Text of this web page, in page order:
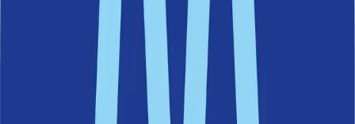
26 maj 2026
Flera steg närmare hiss i Finnboda
27 april 2026
Historiskt steg för Östlig förbindelse –
planeringen kan nu starta
13 april 2026
Ordning och reda när Nacka kommuns
årsbokslut summeras